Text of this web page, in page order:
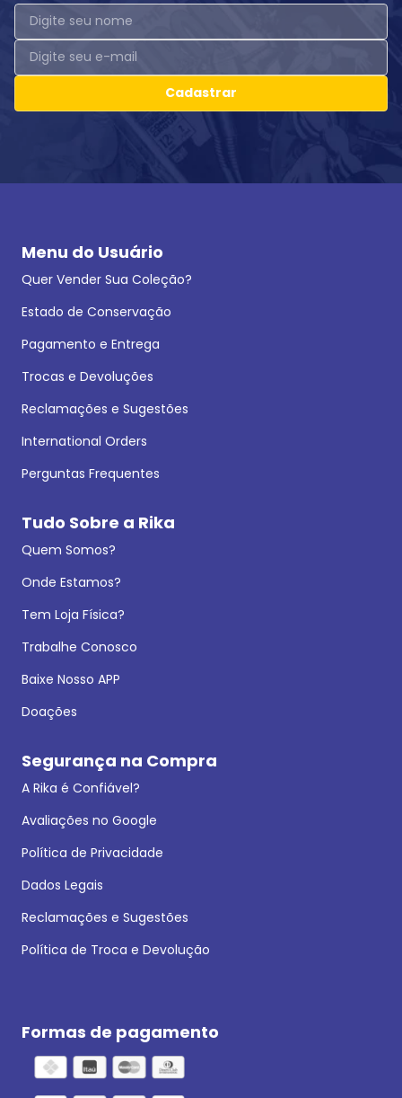
Cadastrar
Menu do Usuário
Quer Vender Sua Coleção?
Estado de Conservação
Pagamento e Entrega
Trocas e Devoluções
Reclamações e Sugestões
International Orders
Perguntas Frequentes
Tudo Sobre a Rika
Quem Somos?
Onde Estamos?
Tem Loja Física?
Trabalhe Conosco
Baixe Nosso APP
Doações
Segurança na Compra
A Rika é Confiável?
Avaliações no Google
Política de Privacidade
Dados Legais
Reclamações e Sugestões
Política de Troca e Devolução
Formas de pagamento